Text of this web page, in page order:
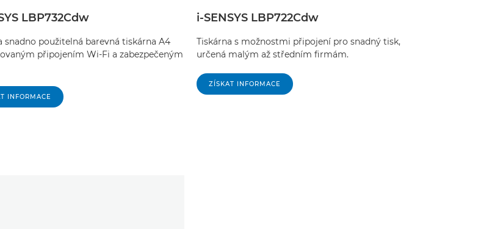
LBP732Cdw
snadno použitelná barevná tiskárna A4
připojením Wi-Fi a zabezpečeným
INFORMACE
i-SENSYS LBP722Cdw
Tiskárna s možnostmi připojení pro snadný tisk,
určená malým až středním firmám.
ZÍSKAT INFORMACE